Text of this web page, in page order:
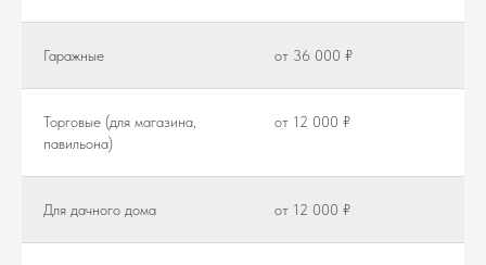
Гаражные от 36 000 ₽
Торговые (для магазина,
павильона)
от 12 000 ₽
Для дачного дома от 12 000 ₽